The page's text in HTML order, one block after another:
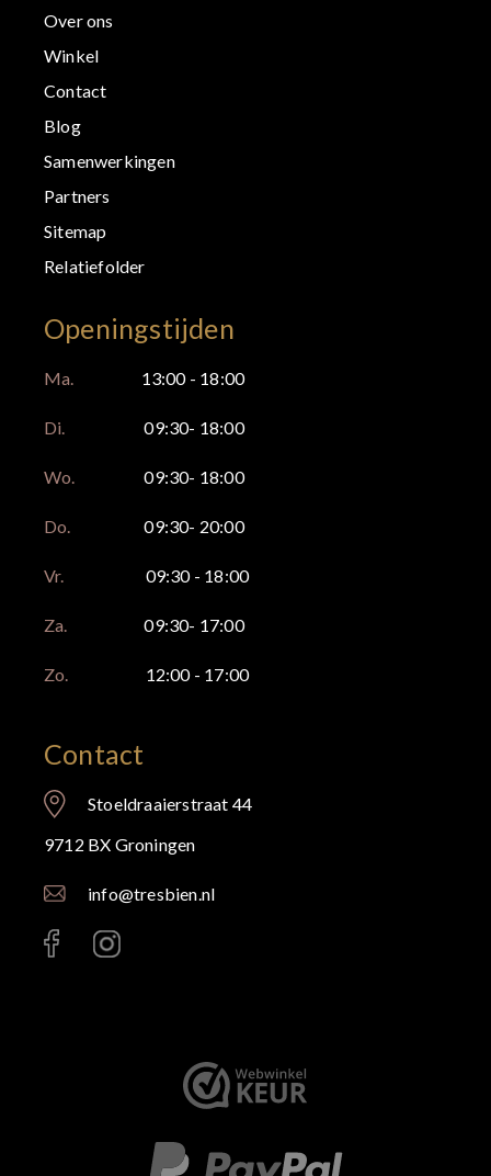
Over ons
Winkel
Contact
Blog
Samenwerkingen
Partners
Sitemap
Relatiefolder
Openingstijden
Ma. 13:00 - 18:00
Di. 09:30- 18:00
Wo. 09:30- 18:00
Do. 09:30- 20:00
Vr. 09:30 - 18:00
Za. 09:30- 17:00
Zo. 12:00 - 17:00
Contact
Stoeldraaierstraat 44
9712 BX Groningen
info@tresbien.nl